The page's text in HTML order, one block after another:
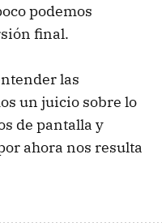
podemos
final.
las
un juicio sobre lo
de pantalla y
ahora nos resulta